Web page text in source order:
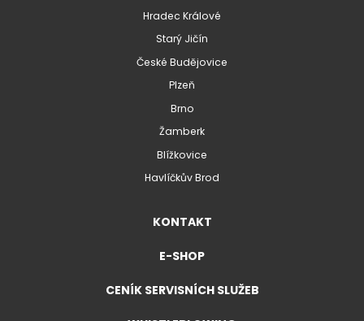
Hradec Králové
Starý Jičín
České Budějovice
Plzeň
Brno
Žamberk
Blížkovice
Havlíčkův Brod
KONTAKT
E-SHOP
CENÍK SERVISNÍCH SLUŽEB